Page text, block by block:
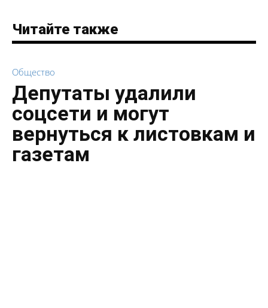
Читайте также
Общество
Депутаты удалили
соцсети и могут
вернуться к листовкам и
газетам